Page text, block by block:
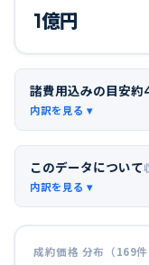
1億円
諸費用込みの目安約
このデータについて
成約価格 分布（169件